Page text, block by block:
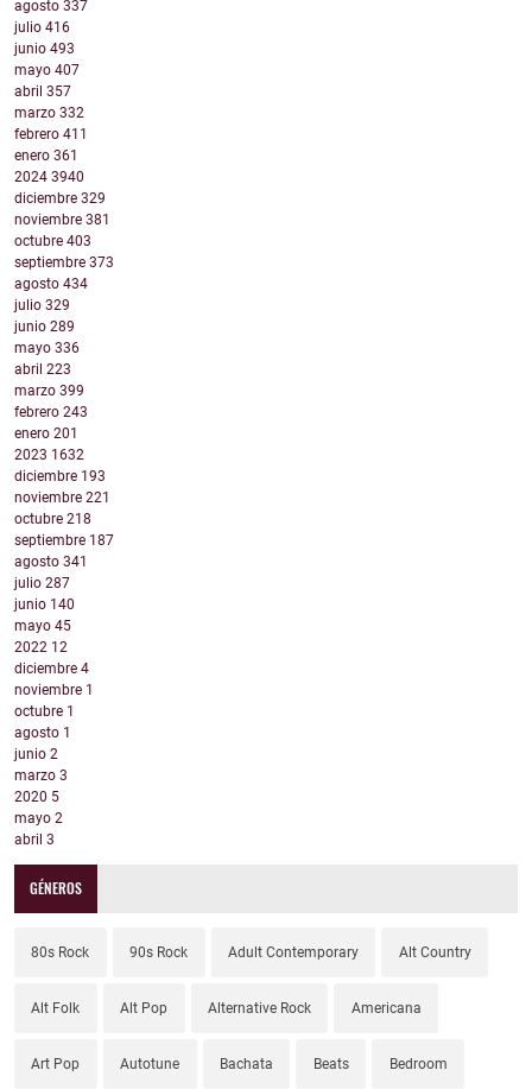
agosto 337
julio 416
junio 493
mayo 407
abril 357
marzo 332
febrero 411
enero 361
2024 3940
diciembre 329
noviembre 381
octubre 403
septiembre 373
agosto 434
julio 329
junio 289
mayo 336
abril 223
marzo 399
febrero 243
enero 201
2023 1632
diciembre 193
noviembre 221
octubre 218
septiembre 187
agosto 341
julio 287
junio 140
mayo 45
2022 12
diciembre 4
noviembre 1
octubre 1
agosto 1
junio 2
marzo 3
2020 5
mayo 2
abril 3
GÉNEROS
80s Rock 90s Rock Adult Contemporary Alt Country
Alt Folk Alt Pop Alternative Rock Americana
Art Pop Autotune Bachata Beats Bedroom